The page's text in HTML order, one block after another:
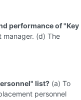
performance of "Key
manager. (d) The
list? (a) To
personnel